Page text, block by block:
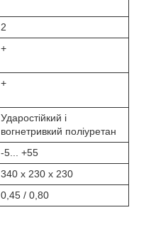
2
+
+
Ударостійкий і
вогнетривкий поліуретан
-5... +55
340 х 230 х 230
0,45 / 0,80